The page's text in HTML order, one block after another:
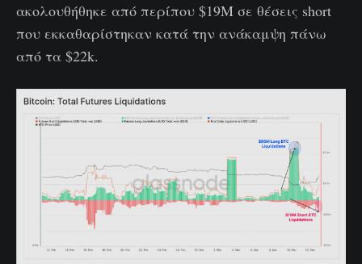
ακολουθήθηκε από περίπου $19M σε θέσεις short
που εκκαθαρίστηκαν κατά την ανάκαμψη πάνω
από τα $22k.